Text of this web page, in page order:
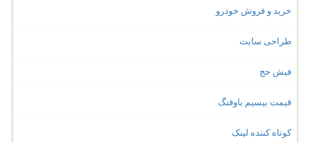
خرید و فروش خودرو
طراحی سایت
فیش حج
قیمت بیسیم باوفنگ
کوتاه کننده لینک